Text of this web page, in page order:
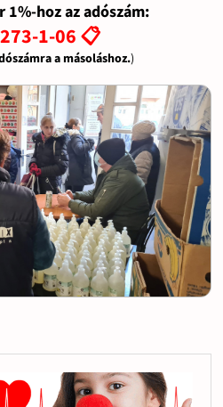
1%-hoz az adószám:
1-06 📋
a másoláshoz.)